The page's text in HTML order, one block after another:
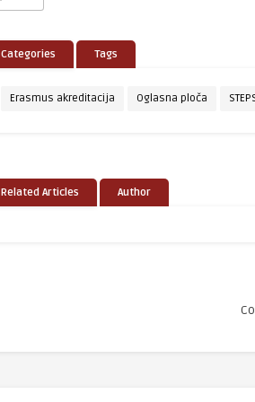
Categories Tags
Erasmus akreditacija Oglasna ploča
Related Articles Author